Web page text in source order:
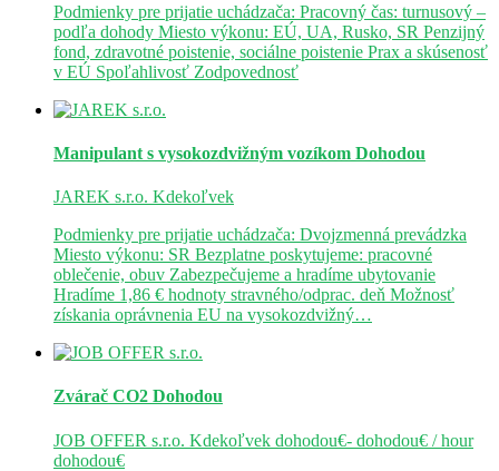
Podmienky pre prijatie uchádzača: Pracovný čas: turnusový –
podľa dohody Miesto výkonu: EÚ, UA, Rusko, SR Penzijný
fond, zdravotné poistenie, sociálne poistenie Prax a skúsenosť
v EÚ Spoľahlivosť Zodpovednosť
Manipulant s vysokozdvižným vozíkom Dohodou
JAREK s.r.o. Kdekoľvek
Podmienky pre prijatie uchádzača: Dvojzmenná prevádzka
Miesto výkonu: SR Bezplatne poskytujeme: pracovné
oblečenie, obuv Zabezpečujeme a hradíme ubytovanie
Hradíme 1,86 € hodnoty stravného/odprac. deň Možnosť
získania oprávnenia EU na vysokozdvižný…
Zvárač CO2 Dohodou
JOB OFFER s.r.o. Kdekoľvek dohodou€- dohodou€ / hour
dohodou€